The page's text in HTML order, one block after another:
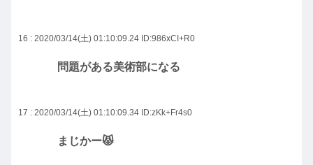
16 : 2020/03/14(土) 01:10:09.24 ID:986xCI+R0
問題がある美術部になる
17 : 2020/03/14(土) 01:10:09.34 ID:zKk+Fr4s0
まじかー😾